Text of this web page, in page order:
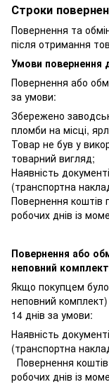
Строки
Повернення та
після отримання
Умови повернення
Повернення або
за умови:
Збережено
пломби на місці,
Товар не був у
товарний вигляд;
Наявність
(транспортна
Повернення коштів
робочих днів із
Повернення або
неповний
Якщо покупцем
неповний
14 днів за умови:
Наявність
(транспортна
Повернення
робочих днів із